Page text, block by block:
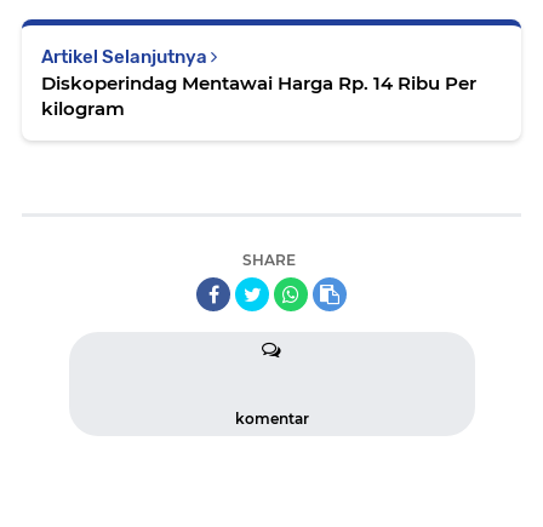
Artikel Selanjutnya
Diskoperindag Mentawai Harga Rp. 14 Ribu Per
kilogram
SHARE
komentar